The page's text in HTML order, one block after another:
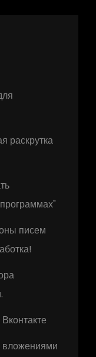
раскрутка
писем
вложениями